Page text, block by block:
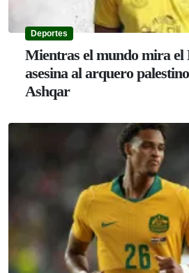
Deportes
Mientras el mundo mira
asesina al arquero
Ashqar